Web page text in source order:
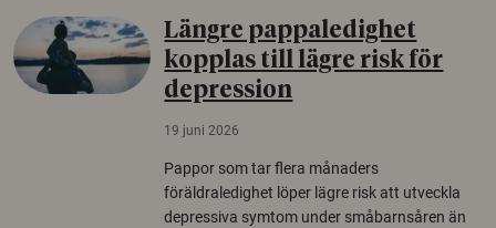
Längre pappaledighet
kopplas till lägre risk för
depression
19 juni 2026
Pappor som tar flera månaders
föräldraledighet löper lägre risk att utveckla
depressiva symtom under småbarnsåren än